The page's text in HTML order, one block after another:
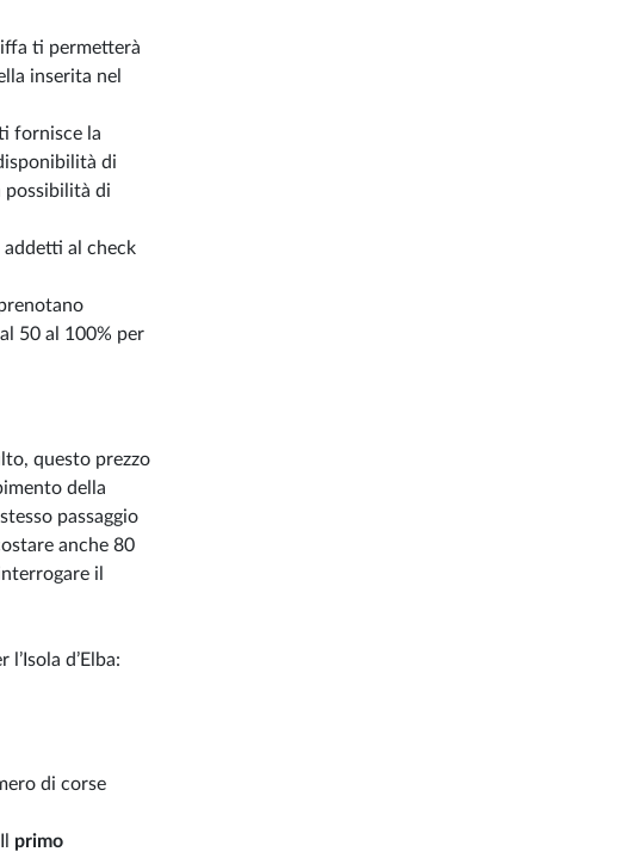
ti permetterà
inserita nel
fornisce la
di
possibilità di
addetti al check
50 al 100% per
questo prezzo
della
passaggio
anche 80
il
d’Elba:
di corse
primo